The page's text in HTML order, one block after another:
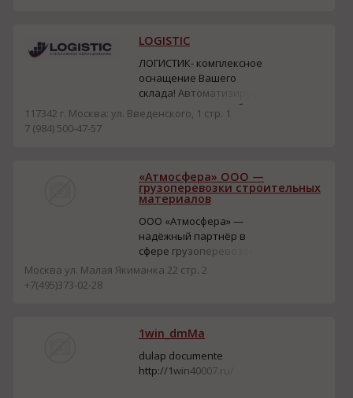
работы. 1. Позвоните
нам 2. Расскажите о
своей задаче. 3.
Согласуйте дату и время
работ. 4. Наслаждай...
LOGISTIC
ЛОГИСТИК- комплексное
оснащение Вашего
склада! Автоматизируем
и оптимизируем работу
на складе и
оборудования любого
типа! Имея собственную
лабораторию, проводим
полное техническое
освидетельствование...
117342 г. Москва: ул. Введенского, 1 стр. 1
7 (984) 500-47-57
«Атмосфера» ООО —
грузоперевозки строительных
материалов
ООО «Атмосфера» —
надёжный партнёр в
сфере грузоперевозок и
поставок строительных
материалов. •
Производим и
поставляем бетон,
кирпич, сухие смеси. •
Работаем с физическими
Москва ул. Малая Якиманка 22 стр. 2
+7(495)373-02-28
1win_dmMa
dulap documente
http://1win40007.ru/